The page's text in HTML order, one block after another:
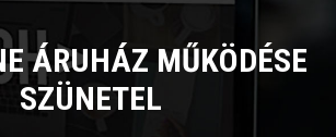
ÁRUHÁZ MŰKÖDÉSE
SZÜNETEL